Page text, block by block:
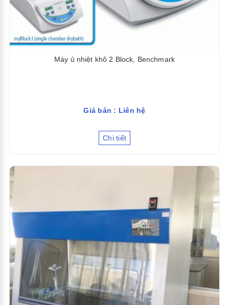
Máy ủ nhiệt khô 2 Block, Benchmark
Giá bán : Liên hệ
Chi tiết